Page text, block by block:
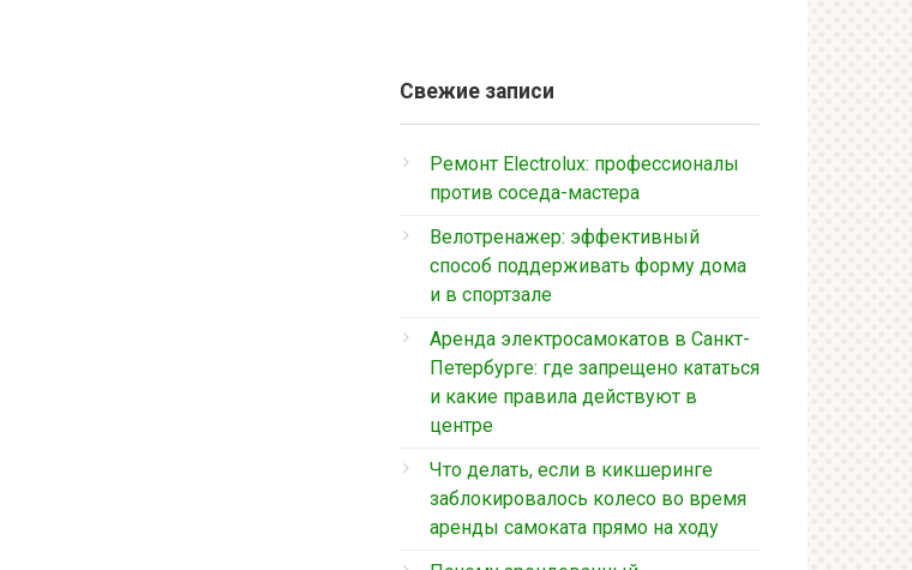
Свежие записи
Ремонт Electrolux: профессионалы
против соседа-мастера
Велотренажер: эффективный
способ поддерживать форму дома
и в спортзале
Аренда электросамокатов в Санкт-
Петербурге: где запрещено кататься
и какие правила действуют в
центре
Что делать, если в кикшеринге
заблокировалось колесо во время
аренды самоката прямо на ходу